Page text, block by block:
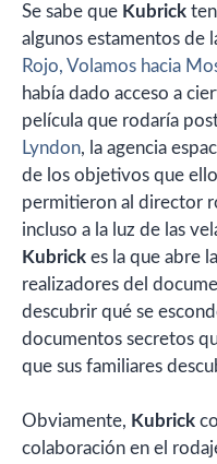
Se sabe que Kubrick
algunos estamentos de
Rojo, Volamos hacia
había dado acceso a
película que rodaría
Lyndon, la agencia
de los objetivos que
permitieron al director
incluso a la luz de las
Kubrick es la que abre
realizadores del
descubrir qué se
documentos secretos
que sus familiares
Obviamente, Kubrick
colaboración en el